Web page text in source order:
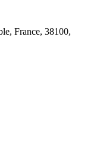
France, 38100,